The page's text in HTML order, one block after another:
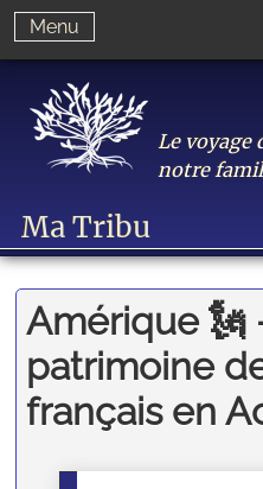
Ma Tribu
Le voyage
notre
Menu
Amérique 🗽
patrimoine
français en